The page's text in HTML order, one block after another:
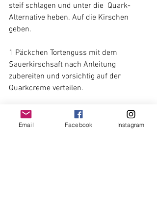
steif schlagen und unter die  Quark-
Alternative heben. Auf die Kirschen
geben.
1 Päckchen Tortenguss mit dem
Sauerkirschsaft nach Anleitung
zubereiten und vorsichtig auf der
Quarkcreme verteilen.
Mindestens 3 Stunden kühlen. Am
besten über Nacht dann kann sich der
Email Facebook Instagram